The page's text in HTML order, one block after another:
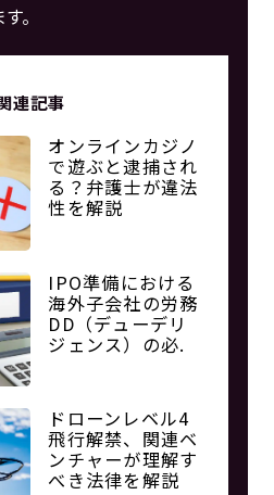
。
連記事
オンラインカジノ
で遊ぶと逮捕され
る？弁護士が違法
性を解説
IPO準備における
海外子会社の労務
DD（デューデリ
ジェンス）の必.
ドローンレベル4
飛行解禁、関連ベ
ンチャーが理解す
べき法律を解説